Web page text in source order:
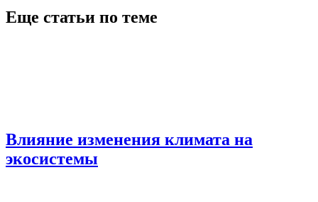
Еще статьи по теме
Влияние изменения климата на
экосистемы